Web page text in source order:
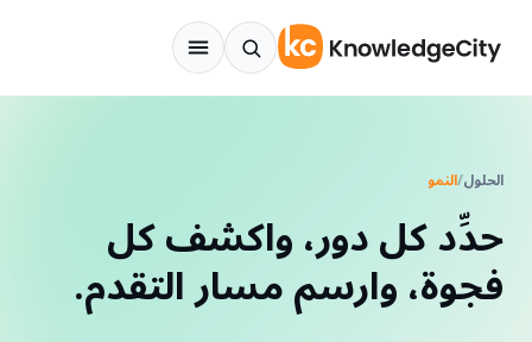
الحلول/النمو
حدِّد كل دور، واكشف كل
فجوة، وارسم مسار التقدم.